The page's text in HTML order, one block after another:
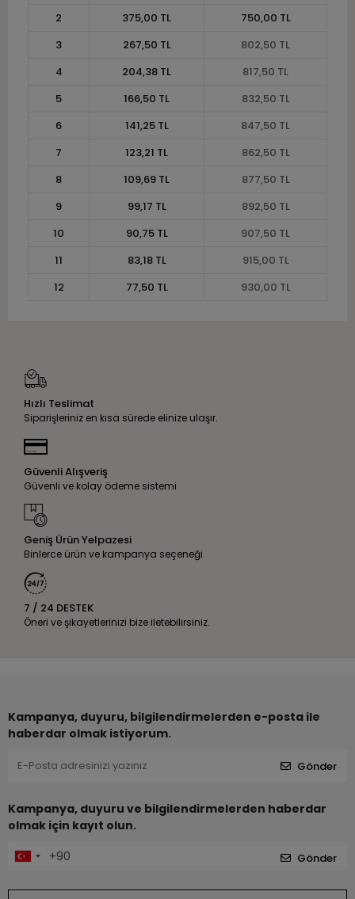
2
375,00 TL
750,00 TL
3
267,50 TL
802,50 TL
4
204,38 TL
817,50 TL
5
166,50 TL
832,50 TL
6
141,25 TL
847,50 TL
7
123,21 TL
862,50 TL
8
109,69 TL
877,50 TL
9
99,17 TL
892,50 TL
10
90,75 TL
907,50 TL
11
83,18 TL
915,00 TL
12
77,50 TL 930,00 TL
Hızlı Teslimat
Siparişleriniz en kısa sürede elinize ulaşır.
Güvenli Alışveriş
Güvenli ve kolay ödeme sistemi
Geniş Ürün Yelpazesi
Binlerce ürün ve kampanya seçeneği
7 / 24 DESTEK
Öneri ve şikayetlerinizi bize iletebilirsiniz.
Kampanya, duyuru, bilgilendirmelerden e-posta ile
haberdar olmak istiyorum.
Gönder
Kampanya, duyuru ve bilgilendirmelerden haberdar
olmak için kayıt olun.
Gönder